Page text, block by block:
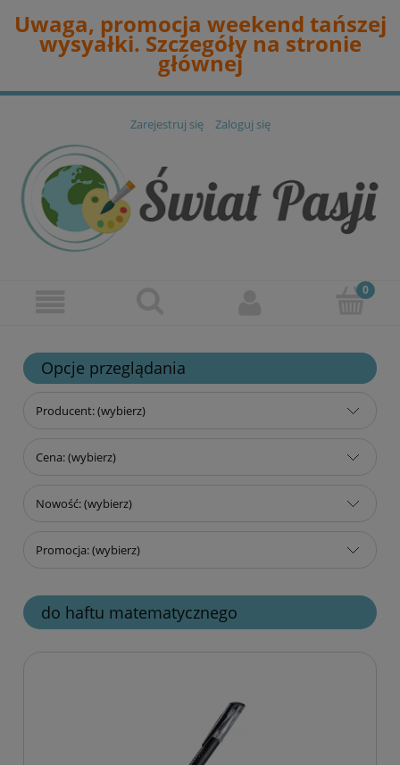
Uwaga, promocja weekend tańszej
wysyałki. Szczegóły na stronie
głównej
Zarejestruj się Zaloguj się
Opcje przeglądania
Producent: (wybierz)
Cena: (wybierz)
Nowość: (wybierz)
Promocja: (wybierz)
do haftu matematycznego